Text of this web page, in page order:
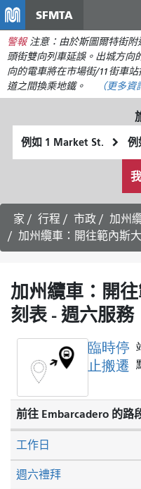
SFMTA
警報 注意：由於斯圖爾特街
頭街雙向列車延誤。出城方向
向的電車將在市場街/11街車
道之間換乘地鐵。
（更多資
起
始
終
點
家 行程 市政
加州
加州纜車：開往範內斯
加州纜車：開
刻表 - 週六服務
臨時停
止搬遷
前往 Embarcadero 的路
週六禮拜
工作日